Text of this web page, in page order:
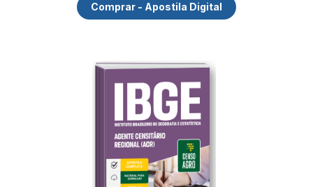
Comprar - Apostila Digital